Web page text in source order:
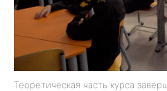
Теоретическая часть курса